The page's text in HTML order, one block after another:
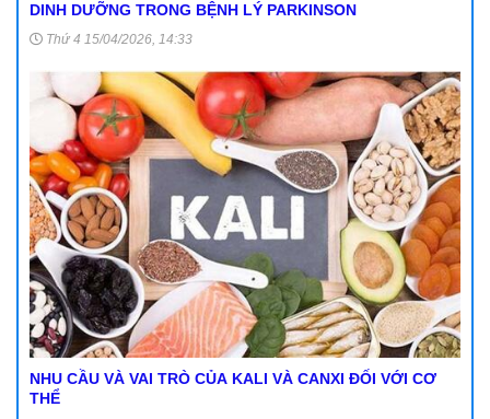
DINH DƯỠNG TRONG BỆNH LÝ PARKINSON
Thứ 4 15/04/2026, 14:33
NHU CẦU VÀ VAI TRÒ CỦA KALI VÀ CANXI ĐỐI VỚI CƠ
THỂ